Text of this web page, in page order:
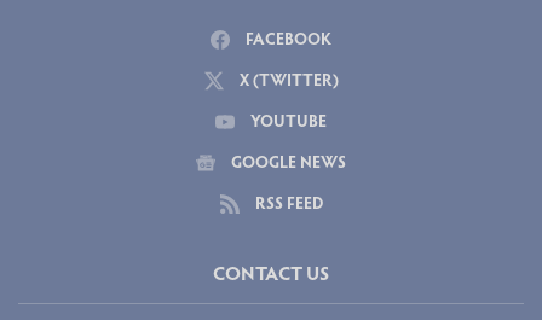
FACEBOOK
X (TWITTER)
YOUTUBE
GOOGLE NEWS
RSS FEED
CONTACT US